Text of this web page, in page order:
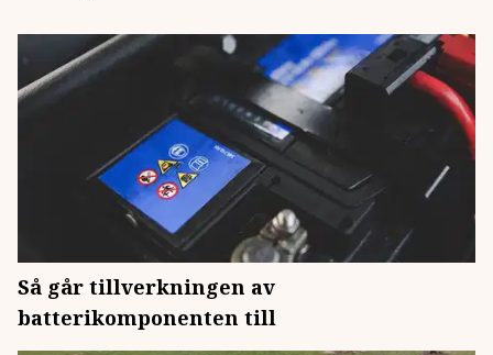
Så går tillverkningen av
batterikomponenten till